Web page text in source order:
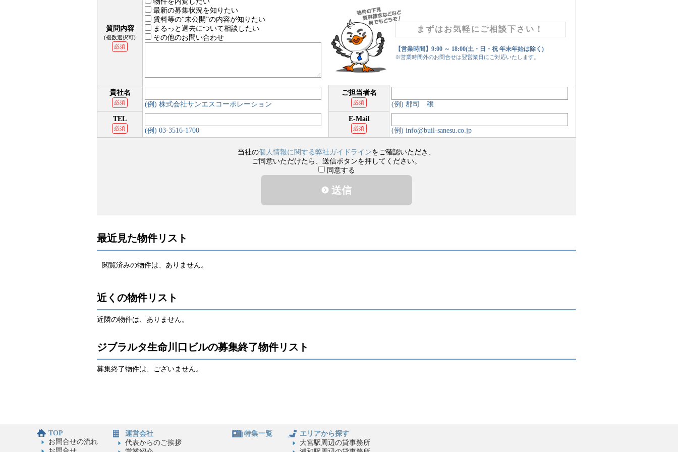
質問内容
(複数選択可)
必須
最新の募集状況を知りたい
賃料等の“未公開”の内容が知りたい
まるっと退去について相談したい
その他のお問い合わせ
まずはお気軽にご相談下さい！
【営業時間】9:00 ～ 18:00(土・日・祝 年末年始は除く)
※営業時間外のお問合せは翌営業日にご対応いたします。
貴社名
必須 (例) 株式会社サンエスコーポレーション
ご担当者名
必須
(例) 郡司 穣
TEL
必須 (例) 03-3516-1700
E-Mail
必須 (例) info@buil-sanesu.co.jp
当社の個人情報に関する弊社ガイドラインをご確認いただき、
ご同意いただけたら、送信ボタンを押してください。
同意する
送信
最近見た物件リスト
閲覧済みの物件は、ありません。
近くの物件リスト
近隣の物件は、ありません。
ジブラルタ生命川口ビルの募集終了物件リスト
募集終了物件は、ございません。
TOP
お問合せの流れ
運営会社
代表からのご挨拶
特集一覧
エリアから探す
大宮駅周辺の貸事務所